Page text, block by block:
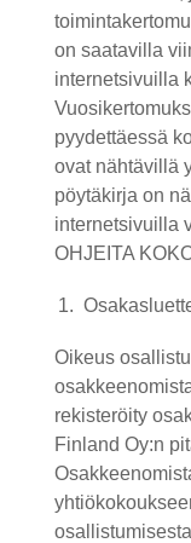
on saatavilla
internetsivuilla
pyydettäessä
ovat nähtävillä
pöytäkirja on
internetsivuilla
OHJEITA
Oikeus
rekisteröity
Finland Oy:n